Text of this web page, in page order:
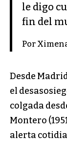
le digo
fin del
Por
Desde
el
colgada
Montero
alerta